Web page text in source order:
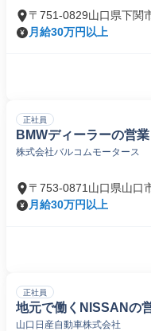
〒751-0829山口県下関
月給30万円以上
正社員
BMWディーラーの営業
株式会社バルコムモータース
〒753-0871山口県山口
月給30万円以上
正社員
地元で働くNISSANの
山口日産自動車株式会社